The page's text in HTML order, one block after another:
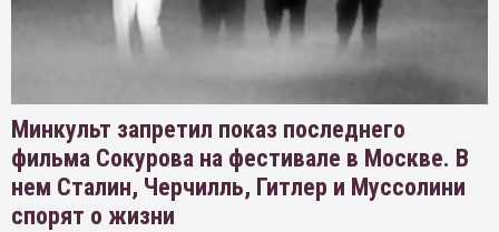
Минкульт запретил показ последнего
фильма Сокурова на фестивале в Москве. В
нем Сталин, Черчилль, Гитлер и Муссолини
спорят о жизни